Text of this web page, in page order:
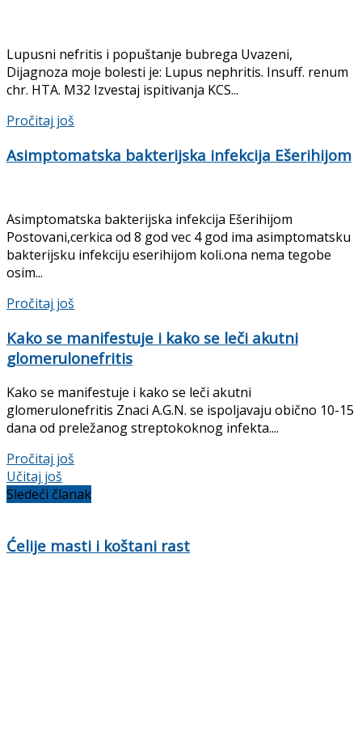
Lupusni nefritis i popuštanje bubrega Uvazeni,
Dijagnoza moje bolesti je: Lupus nephritis. Insuff. renum
chr. HTA. M32 Izvestaj ispitivanja KCS...
Pročitaj još
Asimptomatska bakterijska infekcija Ešerihijom
Asimptomatska bakterijska infekcija Ešerihijom
Postovani,cerkica od 8 god vec 4 god ima asimptomatsku
bakterijsku infekciju eserihijom koli.ona nema tegobe
osim...
Pročitaj još
Kako se manifestuje i kako se leči akutni
glomerulonefritis
Kako se manifestuje i kako se leči akutni
glomerulonefritis Znaci A.G.N. se ispoljavaju obično 10-15
dana od preležanog streptokoknog infekta....
Pročitaj još
Učitaj još
Sledeći članak
Ćelije masti i koštani rast